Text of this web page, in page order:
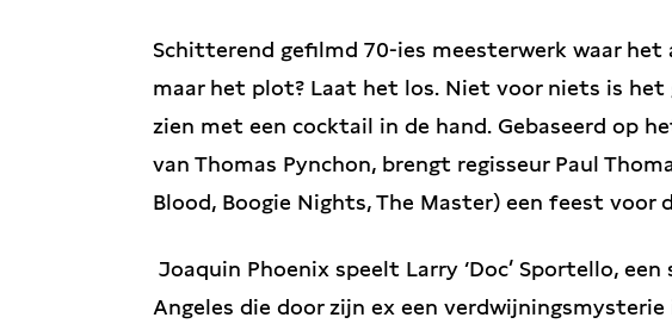
Schitterend gefilmd 70-ies meesterwerk waar het
maar het plot? Laat het los. Niet voor niets is het
zien met een cocktail in de hand. Gebaseerd op
van Thomas Pynchon, brengt regisseur Paul
Blood, Boogie Nights, The Master) een feest voor
Joaquin Phoenix speelt Larry ‘Doc’ Sportello,
Angeles die door zijn ex een